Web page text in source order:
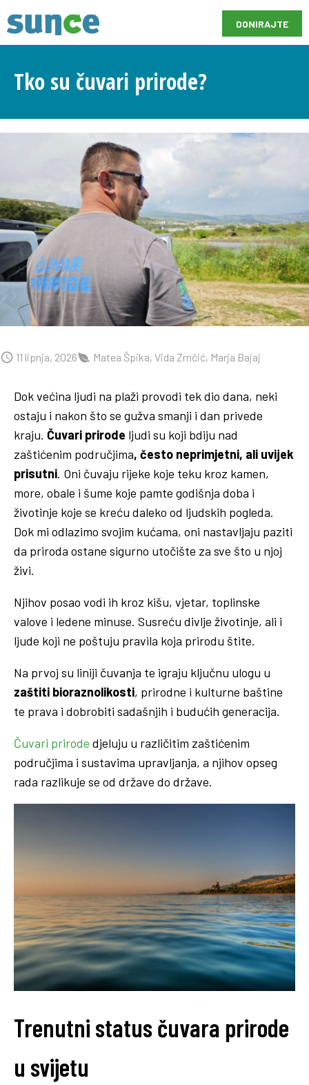
DONIRAJTE
Tko su čuvari prirode?
11 lipnja, 2026 Matea Špika, Vida Zrnčić, Marja Bajaj
Dok većina ljudi na plaži provodi tek dio dana, neki
ostaju i nakon što se gužva smanji i dan privede
kraju. Čuvari prirode ljudi su koji bdiju nad
zaštićenim područjima, često neprimjetni, ali uvijek
prisutni. Oni čuvaju rijeke koje teku kroz kamen,
more, obale i šume koje pamte godišnja doba i
životinje koje se kreću daleko od ljudskih pogleda.
Dok mi odlazimo svojim kućama, oni nastavljaju paziti
da priroda ostane sigurno utočište za sve što u njoj
živi.
Njihov posao vodi ih kroz kišu, vjetar, toplinske
valove i ledene minuse. Susreću divlje životinje, ali i
ljude koji ne poštuju pravila koja prirodu štite.
Na prvoj su liniji čuvanja te igraju ključnu ulogu u
zaštiti bioraznolikosti, prirodne i kulturne baštine
te prava i dobrobiti sadašnjih i budućih generacija.
Čuvari prirode djeluju u različitim zaštićenim
područjima i sustavima upravljanja, a njihov opseg
rada razlikuje se od države do države.
Trenutni status čuvara prirode
u svijetu